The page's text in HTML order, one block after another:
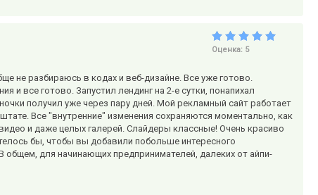
Оценка: 5
не разбираюсь в кодах и веб-дизайне. Все уже готово.
все готово. Запустил лендинг на 2-е сутки, понапихал
получил уже через пару дней. Мой рекламный сайт работает
Все "внутренние" изменения сохраняются моментально, как
и даже целых галерей. Слайдеры классные! Очень красиво
бы, чтобы вы добавили побольше интересного
для начинающих предпринимателей, далеких от айпи-